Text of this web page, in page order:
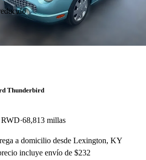
Thunderbird
68,813 millas
a domicilio desde Lexington, KY
incluye envío de $232